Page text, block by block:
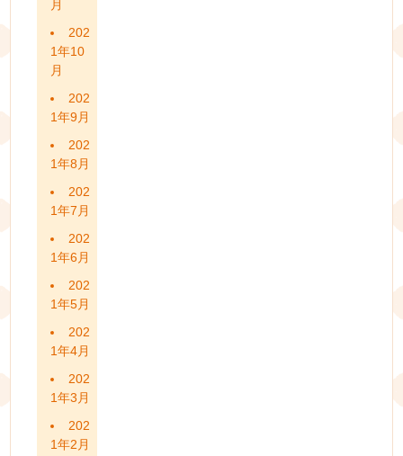
月
202
1年10
月
202
1年9月
202
1年8月
202
1年7月
202
1年6月
202
1年5月
202
1年4月
202
1年3月
202
1年2月